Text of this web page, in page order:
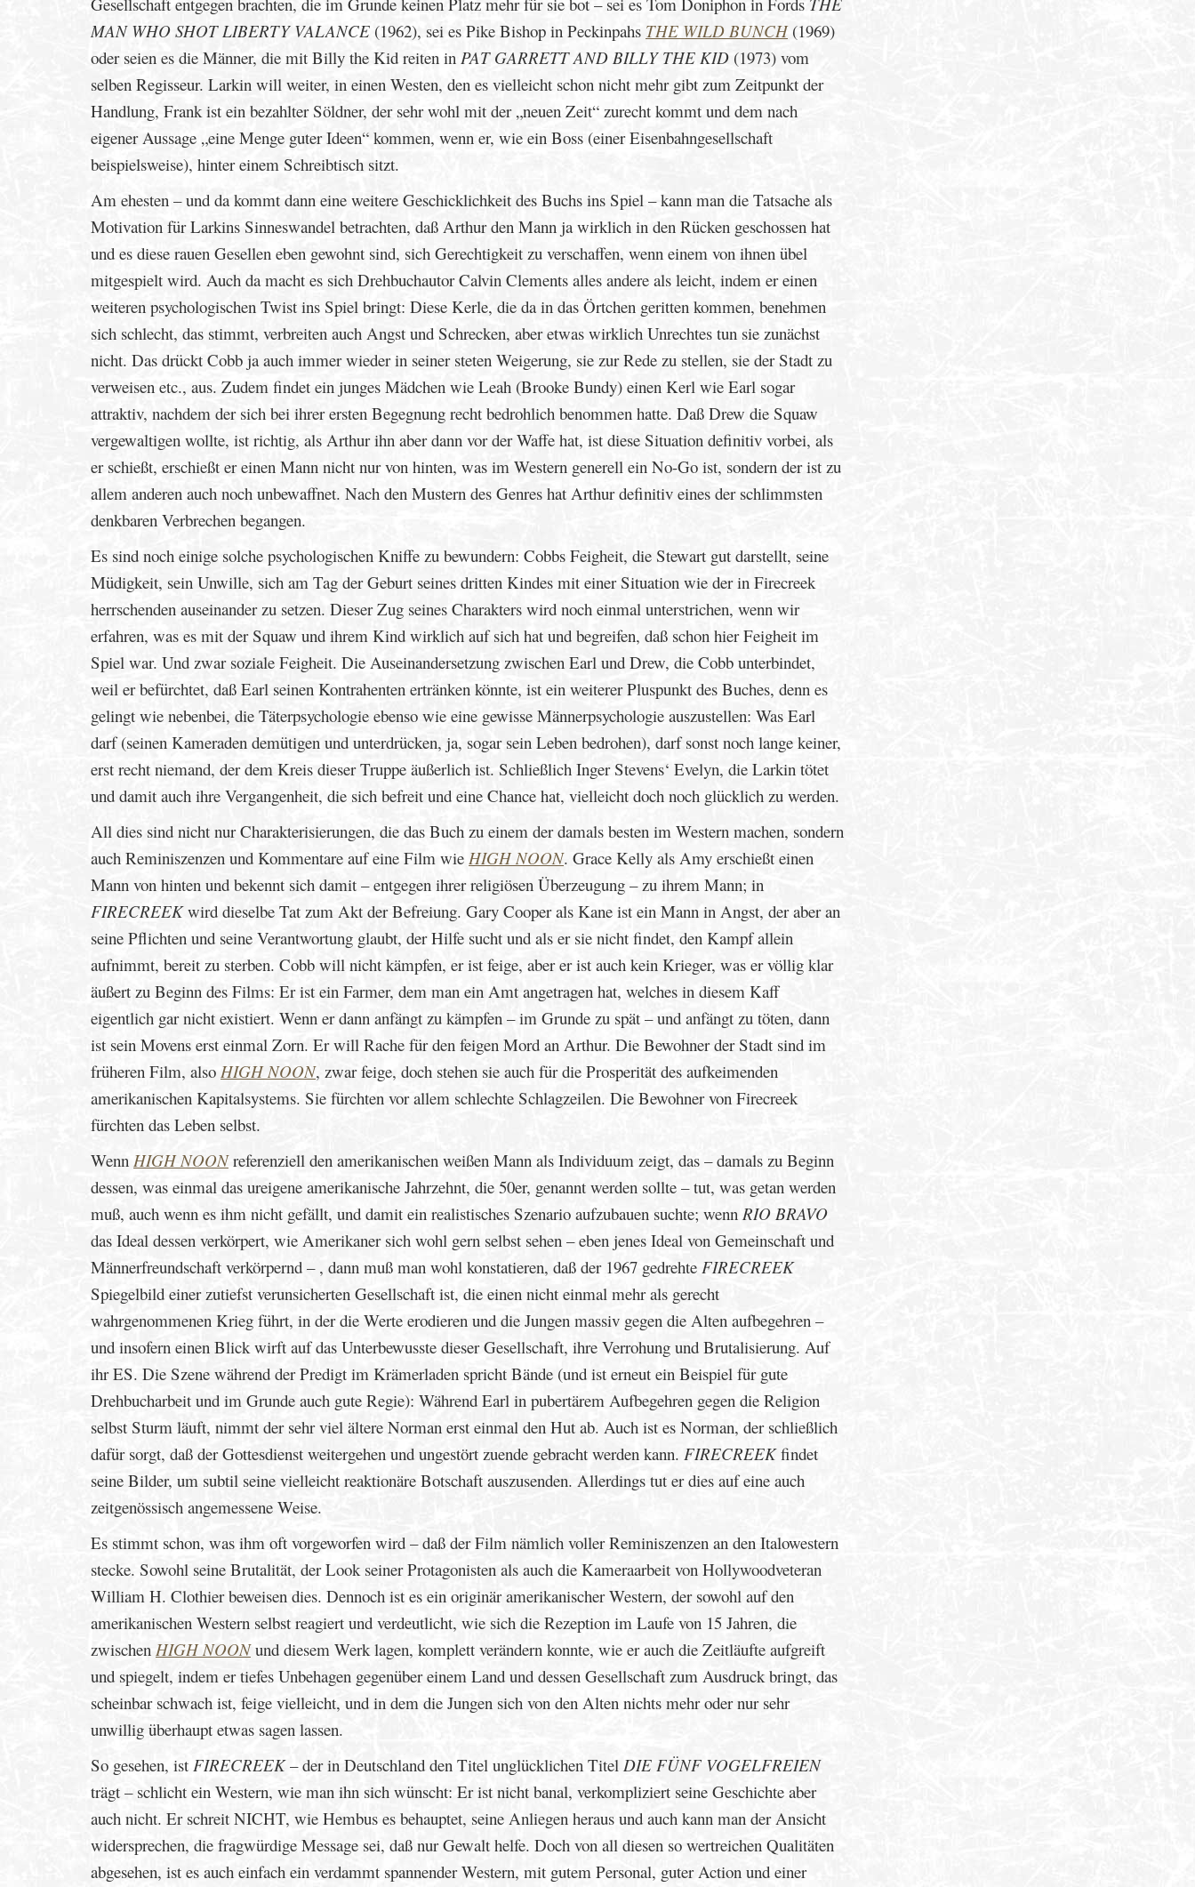
MAN WHO SHOT LIBERTY VALANCE (1962), sei es Pike Bishop in Peckinpahs THE WILD BUNCH(1969)
oder seien es die Männer, die mit Billy the Kid reiten in PAT GARRETT AND BILLY THE KID (1973) vom
selben Regisseur. Larkin will weiter, in einen Westen, den es vielleicht schon nicht mehr gibt zum Zeitpunkt der
Handlung, Frank ist ein bezahlter Söldner, der sehr wohl mit der „neuen Zeit“ zurecht kommt und dem nach
eigener Aussage „eine Menge guter Ideen“ kommen, wenn er, wie ein Boss (einer Eisenbahngesellschaft
beispielsweise), hinter einem Schreibtisch sitzt.
Am ehesten – und da kommt dann eine weitere Geschicklichkeit des Buchs ins Spiel – kann man die Tatsache als
Motivation für Larkins Sinneswandel betrachten, daß Arthur den Mann ja wirklich in den Rücken geschossen hat
und es diese rauen Gesellen eben gewohnt sind, sich Gerechtigkeit zu verschaffen, wenn einem von ihnen übel
mitgespielt wird. Auch da macht es sich Drehbuchautor Calvin Clements alles andere als leicht, indem er einen
weiteren psychologischen Twist ins Spiel bringt: Diese Kerle, die da in das Örtchen geritten kommen, benehmen
sich schlecht, das stimmt, verbreiten auch Angst und Schrecken, aber etwas wirklich Unrechtes tun sie zunächst
nicht. Das drückt Cobb ja auch immer wieder in seiner steten Weigerung, sie zur Rede zu stellen, sie der Stadt zu
verweisen etc., aus. Zudem findet ein junges Mädchen wie Leah (Brooke Bundy) einen Kerl wie Earl sogar
attraktiv, nachdem der sich bei ihrer ersten Begegnung recht bedrohlich benommen hatte. Daß Drew die Squaw
vergewaltigen wollte, ist richtig, als Arthur ihn aber dann vor der Waffe hat, ist diese Situation definitiv vorbei, als
er schießt, erschießt er einen Mann nicht nur von hinten, was im Western generell ein No-Go ist, sondern der ist zu
allem anderen auch noch unbewaffnet. Nach den Mustern des Genres hat Arthur definitiv eines der schlimmsten
denkbaren Verbrechen begangen.
Es sind noch einige solche psychologischen Kniffe zu bewundern: Cobbs Feigheit, die Stewart gut darstellt, seine
Müdigkeit, sein Unwille, sich am Tag der Geburt seines dritten Kindes mit einer Situation wie der in Firecreek
herrschenden auseinander zu setzen. Dieser Zug seines Charakters wird noch einmal unterstrichen, wenn wir
erfahren, was es mit der Squaw und ihrem Kind wirklich auf sich hat und begreifen, daß schon hier Feigheit im
Spiel war. Und zwar soziale Feigheit. Die Auseinandersetzung zwischen Earl und Drew, die Cobb unterbindet,
weil er befürchtet, daß Earl seinen Kontrahenten ertränken könnte, ist ein weiterer Pluspunkt des Buches, denn es
gelingt wie nebenbei, die Täterpsychologie ebenso wie eine gewisse Männerpsychologie auszustellen: Was Earl
darf (seinen Kameraden demütigen und unterdrücken, ja, sogar sein Leben bedrohen), darf sonst noch lange keiner,
erst recht niemand, der dem Kreis dieser Truppe äußerlich ist. Schließlich Inger Stevens‘ Evelyn, die Larkin tötet
und damit auch ihre Vergangenheit, die sich befreit und eine Chance hat, vielleicht doch noch glücklich zu werden.
All dies sind nicht nur Charakterisierungen, die das Buch zu einem der damals besten im Western machen, sondern
auch Reminiszenzen und Kommentare auf eine Film wie HIGH NOON. Grace Kelly als Amy erschießt einen
Mann von hinten und bekennt sich damit – entgegen ihrer religiösen Überzeugung – zu ihrem Mann; in
FIRECREEKwird dieselbe Tat zum Akt der Befreiung. Gary Cooper als Kane ist ein Mann in Angst, der aber an
seine Pflichten und seine Verantwortung glaubt, der Hilfe sucht und als er sie nicht findet, den Kampf allein
aufnimmt, bereit zu sterben. Cobb will nicht kämpfen, er ist feige, aber er ist auch kein Krieger, was er völlig klar
äußert zu Beginn des Films: Er ist ein Farmer, dem man ein Amt angetragen hat, welches in diesem Kaff
eigentlich gar nicht existiert. Wenn er dann anfängt zu kämpfen – im Grunde zu spät – und anfängt zu töten, dann
ist sein Movens erst einmal Zorn. Er will Rache für den feigen Mord an Arthur. Die Bewohner der Stadt sind im
früheren Film, also HIGH NOON, zwar feige, doch stehen sie auch für die Prosperität des aufkeimenden
amerikanischen Kapitalsystems. Sie fürchten vor allem schlechte Schlagzeilen. Die Bewohner von Firecreek
fürchten das Leben selbst.
Wenn HIGH NOONreferenziell den amerikanischen weißen Mann als Individuum zeigt, das – damals zu Beginn
dessen, was einmal das ureigene amerikanische Jahrzehnt, die 50er, genannt werden sollte – tut, was getan werden
muß, auch wenn es ihm nicht gefällt, und damit ein realistisches Szenario aufzubauen suchte; wennRIO BRAVO
das Ideal dessen verkörpert, wie Amerikaner sich wohl gern selbst sehen – eben jenes Ideal von Gemeinschaft und
Männerfreundschaft verkörpernd – , dann muß man wohl konstatieren, daß der 1967 gedrehte FIRECREEK
Spiegelbild einer zutiefst verunsicherten Gesellschaft ist, die einen nicht einmal mehr als gerecht
wahrgenommenen Krieg führt, in der die Werte erodieren und die Jungen massiv gegen die Alten aufbegehren –
und insofern einen Blick wirft auf das Unterbewusste dieser Gesellschaft, ihre Verrohung und Brutalisierung. Auf
ihr ES. Die Szene während der Predigt im Krämerladen spricht Bände (und ist erneut ein Beispiel für gute
Drehbucharbeit und im Grunde auch gute Regie): Während Earl in pubertärem Aufbegehren gegen die Religion
selbst Sturm läuft, nimmt der sehr viel ältere Norman erst einmal den Hut ab. Auch ist es Norman, der schließlich
dafür sorgt, daß der Gottesdienst weitergehen und ungestört zuende gebracht werden kann. FIRECREEKfindet
seine Bilder, um subtil seine vielleicht reaktionäre Botschaft auszusenden. Allerdings tut er dies auf eine auch
zeitgenössisch angemessene Weise.
Es stimmt schon, was ihm oft vorgeworfen wird – daß der Film nämlich voller Reminiszenzen an den Italowestern
stecke. Sowohl seine Brutalität, der Look seiner Protagonisten als auch die Kameraarbeit von Hollywoodveteran
William H. Clothier beweisen dies. Dennoch ist es ein originär amerikanischer Western, der sowohl auf den
amerikanischen Western selbst reagiert und verdeutlicht, wie sich die Rezeption im Laufe von 15 Jahren, die
zwischen HIGH NOONund diesem Werk lagen, komplett verändern konnte, wie er auch die Zeitläufte aufgreift
und spiegelt, indem er tiefes Unbehagen gegenüber einem Land und dessen Gesellschaft zum Ausdruck bringt, das
scheinbar schwach ist, feige vielleicht, und in dem die Jungen sich von den Alten nichts mehr oder nur sehr
unwillig überhaupt etwas sagen lassen.
So gesehen, ist FIRECREEK– der in Deutschland den Titel unglücklichen Titel DIE FÜNF VOGELFREIEN
trägt – schlicht ein Western, wie man ihn sich wünscht: Er ist nicht banal, verkompliziert seine Geschichte aber
auch nicht. Er schreit NICHT, wie Hembus es behauptet, seine Anliegen heraus und auch kann man der Ansicht
widersprechen, die fragwürdige Message sei, daß nur Gewalt helfe. Doch von all diesen so wertreichen Qualitäten
abgesehen, ist es auch einfach ein verdammt spannender Western, mit gutem Personal, guter Action und einer